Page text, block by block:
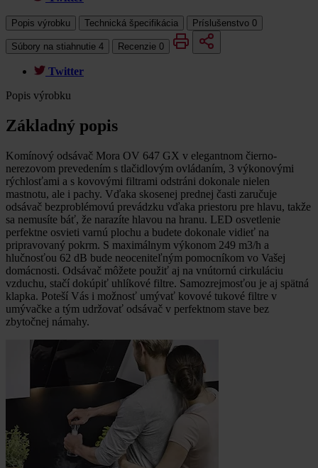
Popis výrobku Technická špecifikácia Príslušenstvo 0
Súbory na stiahnutie 4 Recenzie 0
Twitter
Popis výrobku
Základný popis
Komínový odsávač Mora OV 647 GX v elegantnom čierno-
nerezovom prevedením s tlačidlovým ovládaním, 3 výkonovými
rýchlosťami a s kovovými filtrami odstráni dokonale nielen
mastnotu, ale i pachy. Vďaka skosenej prednej časti zaručuje
odsávač bezproblémovú prevádzku vďaka priestoru pre hlavu, takže
sa nemusíte báť, že narazíte hlavou na hranu. LED osvetlenie
perfektne osvieti varnú plochu a budete dokonale vidieť na
pripravovaný pokrm. S maximálnym výkonom 249 m3/h a
hlučnosťou 62 dB bude neoceniteľným pomocníkom vo Vašej
domácnosti. Odsávač môžete použiť aj na vnútornú cirkuláciu
vzduchu, stačí dokúpiť uhlíkové filtre. Samozrejmosťou je aj spätná
klapka. Poteší Vás i možnosť umývať kovové tukové filtre v
umývačke a tým udržovať odsávač v perfektnom stave bez
zbytočnej námahy.